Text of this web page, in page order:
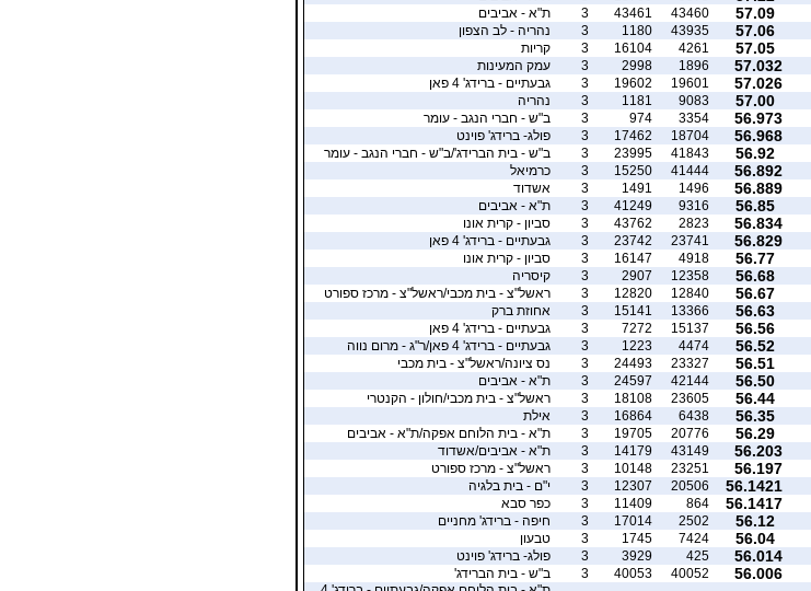
57.09
43460
43461
3
ת"א - אביבים
57.06
43935
1180
3
נהריה - לב הצפון
57.05
4261
16104
3
קריות
57.032
1896
2998
3
עמק המעינות
57.026
19601
19602
3
גבעתיים - ברידג' 4 פאן
57.00
9083
1181
3
נהריה
56.973
3354
974
3
ב"ש - חברי הנגב - עומר
56.968
18704
17462
3
פולג- ברידג' פוינט
56.92
41843
23995
3
ב"ש - בית הברידג'/ב"ש - חברי הנגב - עומר
56.892
41444
15250
3
כרמיאל
56.889
1496
1491
3
אשדוד
56.85
9316
41249
3
ת"א - אביבים
56.834
2823
43762
3
סביון - קרית אונו
56.829
23741
23742
3
גבעתיים - ברידג' 4 פאן
56.77
4918
16147
3
סביון - קרית אונו
56.68
12358
2907
3
קיסריה
56.67
12840
12820
3
ראשל"צ - בית מכבי/ראשל"צ - מרכז ספורט
56.63
13366
15141
3
אחוזת ברק
56.56
15137
7272
3
גבעתיים - ברידג' 4 פאן
56.52
4474
1223
3
גבעתיים - ברידג' 4 פאן/ר"ג - מרום נווה
56.51
23327
24493
3
נס ציונה/ראשל"צ - בית מכבי
56.50
42144
24597
3
ת"א - אביבים
56.44
23605
18108
3
ראשל"צ - בית מכבי/חולון - הקנטרי
56.35
6438
16864
3
אילת
56.29
20776
19705
3
ת"א - בית הלוחם אפקה/ת"א - אביבים
56.203
43149
14179
3
ת"א - אביבים/אשדוד
56.197
23251
10148
3
ראשל"צ - מרכז ספורט
56.1421
20506
12307
3
י"ם - בית בלגיה
56.1417
864
11409
3
כפר סבא
56.12
2502
17014
3
חיפה - ברידג' מחניים
56.04
7424
1745
3
טבעון
56.014
425
3929
3
פולג- ברידג' פוינט
56.006
40052
40053
3
ב"ש - בית הברידג'